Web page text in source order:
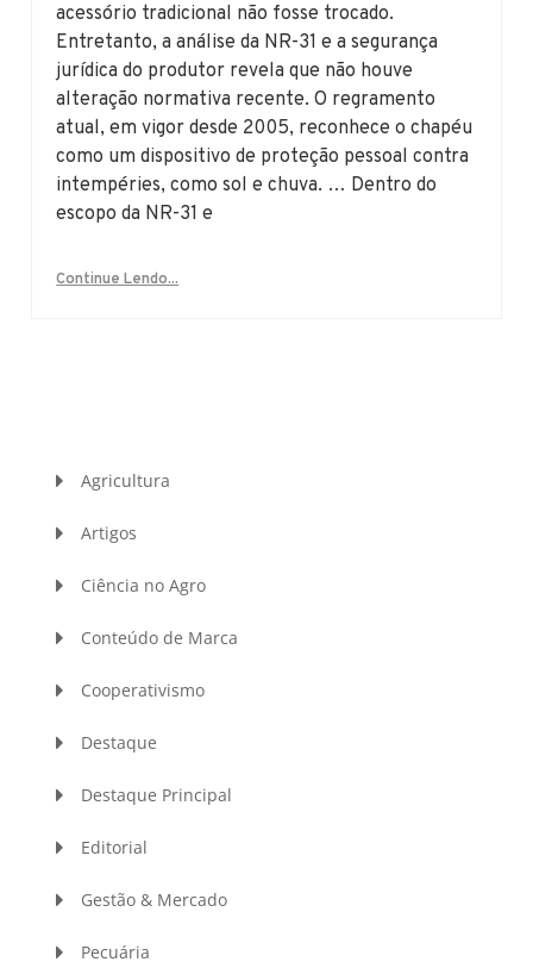
acessório tradicional não fosse trocado.
Entretanto, a análise da NR-31 e a segurança
jurídica do produtor revela que não houve
alteração normativa recente. O regramento
atual, em vigor desde 2005, reconhece o chapéu
como um dispositivo de proteção pessoal contra
intempéries, como sol e chuva. … Dentro do
escopo da NR-31 e
Continue Lendo...
Agricultura
Artigos
Ciência no Agro
Conteúdo de Marca
Cooperativismo
Destaque
Destaque Principal
Editorial
Gestão & Mercado
Pecuária